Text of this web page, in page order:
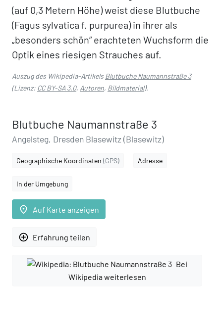
(auf 0,3 Metern Höhe) weist diese Blutbuche
(Fagus sylvatica f. purpurea) in ihrer als
„besonders schön“ erachteten Wuchsform die
Optik eines riesigen Strauches auf.
Auszug des Wikipedia-ArtikelsBlutbuche Naumannstraße 3
(Lizenz: CC BY-SA 3.0, Autoren, Bildmaterial).
Blutbuche Naumannstraße 3
Angelsteg, Dresden Blasewitz (Blasewitz)
Geographische Koordinaten (GPS) Adresse
In der Umgebung
place Auf Karte anzeigen
add_circle_outline Erfahrung teilen
Bei
Wikipedia weiterlesen